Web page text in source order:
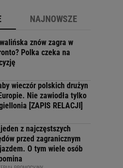
NAJNOWSZE
znów zagra w
Polka czeka na
wieczór polskich drużyn
Nie zawiodła tylko
[ZAPIS RELACJI]
z najczęstszych
przed zagranicznym
O tym wiele osób